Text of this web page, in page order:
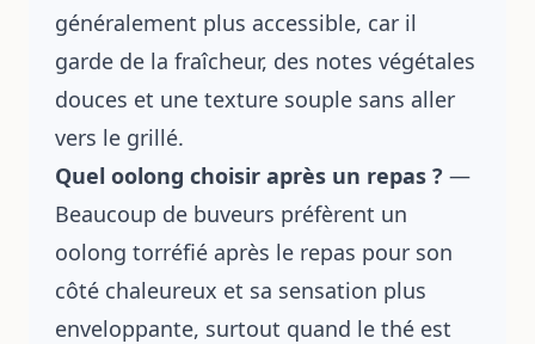
généralement plus accessible, car il
garde de la fraîcheur, des notes végétales
douces et une texture souple sans aller
vers le grillé.
Quel oolong choisir après un repas ? —
Beaucoup de buveurs préfèrent un
oolong torréfié après le repas pour son
côté chaleureux et sa sensation plus
enveloppante, surtout quand le thé est